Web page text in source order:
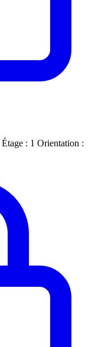
Étage : 1 Orientation :